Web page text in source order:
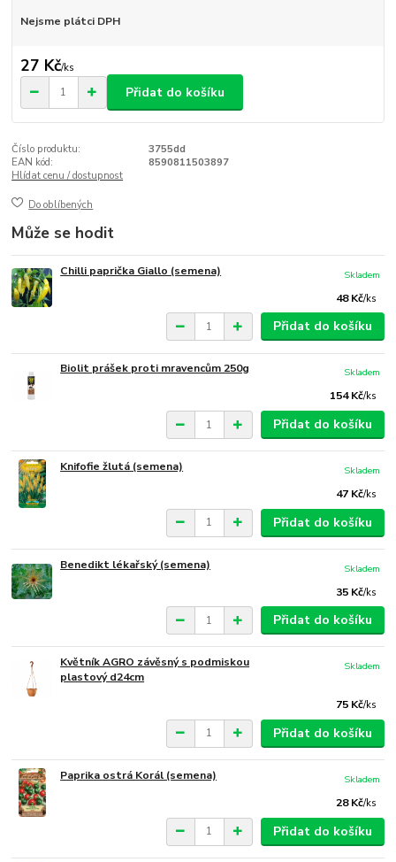
Nejsme plátci DPH
27 Kč/ks
Přidat do košíku
Číslo produktu:
3755dd
EAN kód:
8590811503897
Hlídat cenu / dostupnost
Do oblíbených
Může se hodit
Chilli paprička Giallo (semena)
48 Kč/ks
Skladem
Přidat do košíku
Biolit prášek proti mravencům 250g
154 Kč/ks
Skladem
Přidat do košíku
Knifofie žlutá (semena)
47 Kč/ks
Skladem
Přidat do košíku
Benedikt lékařský (semena)
35 Kč/ks
Skladem
Přidat do košíku
Květník AGRO závěsný s podmiskou
plastový d24cm
75 Kč/ks
Skladem
Přidat do košíku
Paprika ostrá Korál (semena)
28 Kč/ks
Skladem
Přidat do košíku